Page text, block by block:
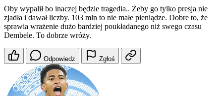
Oby wypalił bo inaczej będzie tragedia.. Żeby go tylko presja nie
zjadła i dawał liczby. 103 mln to nie małe pieniądze. Dobre to, że
sprawia wrażenie dużo bardziej poukładanego niż swego czasu
Dembele. To dobrze wróży.
Odpowiedz Zgłoś